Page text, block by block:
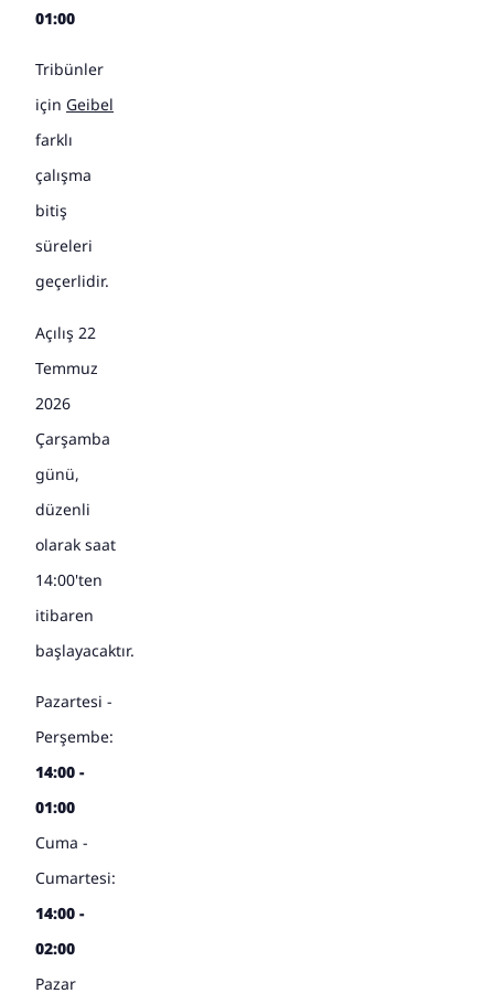
01:00
Tribünler
için Geibel
farklı
çalışma
bitiş
süreleri
geçerlidir.
Açılış 22
Temmuz
2026
Çarşamba
günü,
düzenli
olarak saat
14:00'ten
itibaren
başlayacaktır.
Pazartesi -
Perşembe:
14:00 -
01:00
Cuma -
Cumartesi:
14:00 -
02:00
Pazar